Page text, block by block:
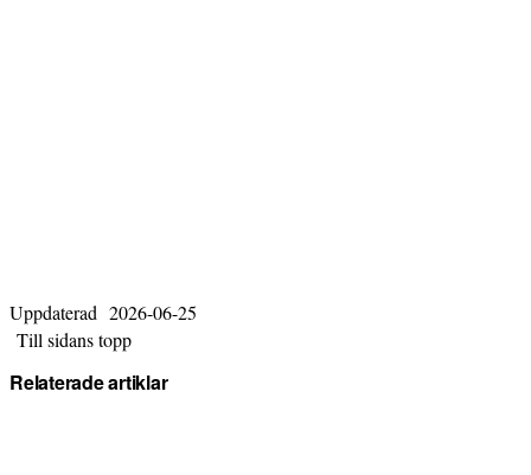
Uppdaterad 2026-06-25
Till sidans topp
Relaterade artiklar